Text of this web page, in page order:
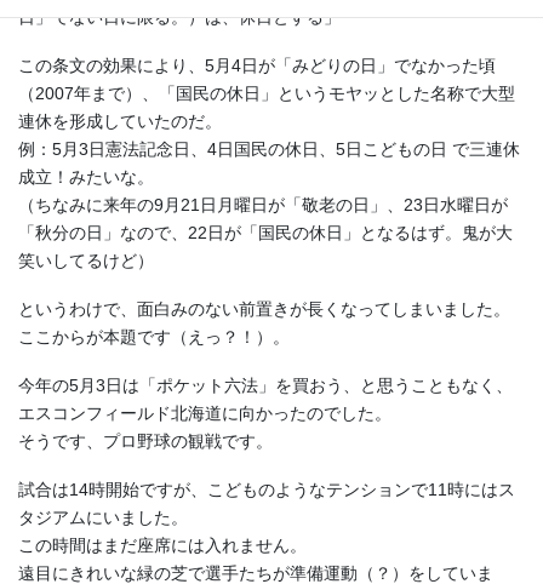
日」でない日に限る。）は、休日とする」
この条文の効果により、5月4日が「みどりの日」でなかった頃
（2007年まで）、「国民の休日」というモヤッとした名称で大型
連休を形成していたのだ。
例：5月3日憲法記念日、4日国民の休日、5日こどもの日 で三連休
成立！みたいな。
（ちなみに来年の9月21日月曜日が「敬老の日」、23日水曜日が
「秋分の日」なので、22日が「国民の休日」となるはず。鬼が大
笑いしてるけど）
というわけで、面白みのない前置きが長くなってしまいました。
ここからが本題です（えっ？！）。
今年の5月3日は「ポケット六法」を買おう、と思うこともなく、
エスコンフィールド北海道に向かったのでした。
そうです、プロ野球の観戦です。
試合は14時開始ですが、こどものようなテンションで11時にはス
タジアムにいました。
この時間はまだ座席には入れません。
遠目にきれいな緑の芝で選手たちが準備運動（？）をしていま